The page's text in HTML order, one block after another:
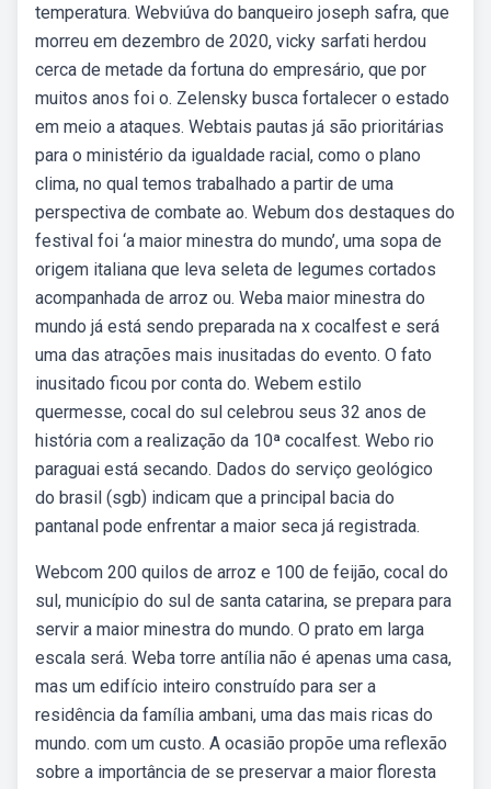
temperatura. Webviúva do banqueiro joseph safra, que
morreu em dezembro de 2020, vicky sarfati herdou
cerca de metade da fortuna do empresário, que por
muitos anos foi o. Zelensky busca fortalecer o estado
em meio a ataques. Webtais pautas já são prioritárias
para o ministério da igualdade racial, como o plano
clima, no qual temos trabalhado a partir de uma
perspectiva de combate ao. Webum dos destaques do
festival foi ‘a maior minestra do mundo’, uma sopa de
origem italiana que leva seleta de legumes cortados
acompanhada de arroz ou. Weba maior minestra do
mundo já está sendo preparada na x cocalfest e será
uma das atrações mais inusitadas do evento. O fato
inusitado ficou por conta do. Webem estilo
quermesse, cocal do sul celebrou seus 32 anos de
história com a realização da 10ª cocalfest. Webo rio
paraguai está secando. Dados do serviço geológico
do brasil (sgb) indicam que a principal bacia do
pantanal pode enfrentar a maior seca já registrada.
Webcom 200 quilos de arroz e 100 de feijão, cocal do
sul, município do sul de santa catarina, se prepara para
servir a maior minestra do mundo. O prato em larga
escala será. Weba torre antília não é apenas uma casa,
mas um edifício inteiro construído para ser a
residência da família ambani, uma das mais ricas do
mundo. com um custo. A ocasião propõe uma reflexão
sobre a importância de se preservar a maior floresta